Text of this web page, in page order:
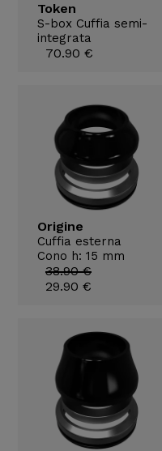
Token
S-box Cuffia semi-
integrata
70.90 €
Origine
Cuffia esterna
Cono h: 15 mm
38.90 €
29.90 €